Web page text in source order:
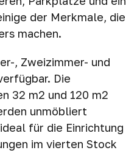
der Merkmale, die
machen.
, Zweizimmer- und
Die
32 m2 und 120 m2
unmöbliert
für die Einrichtung
im vierten Stock